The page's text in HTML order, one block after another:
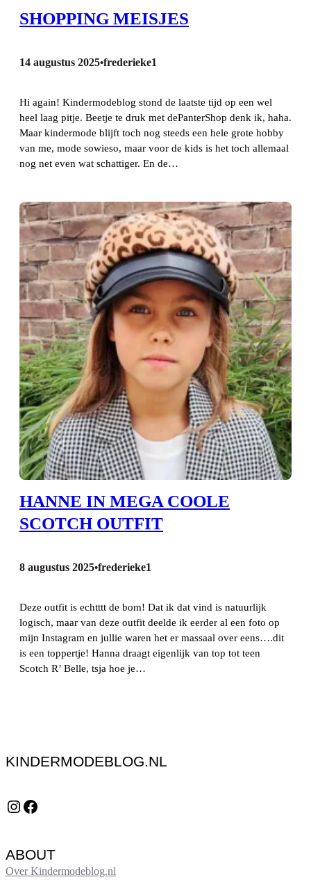
SHOPPING MEISJES
14 augustus 2025•frederieke1
Hi again! Kindermodeblog stond de laatste tijd op een wel
heel laag pitje. Beetje te druk met dePanterShop denk ik, haha.
Maar kindermode blijft toch nog steeds een hele grote hobby
van me, mode sowieso, maar voor de kids is het toch allemaal
nog net even wat schattiger. En de…
HANNE IN MEGA COOLE
SCOTCH OUTFIT
8 augustus 2025•frederieke1
Deze outfit is echtttt de bom! Dat ik dat vind is natuurlijk
logisch, maar van deze outfit deelde ik eerder al een foto op
mijn Instagram en jullie waren het er massaal over eens….dit
is een toppertje! Hanna draagt eigenlijk van top tot teen
Scotch R’ Belle, tsja hoe je…
KINDERMODEBLOG.NL
Instagram Facebook
ABOUT
Over Kindermodeblog.nl